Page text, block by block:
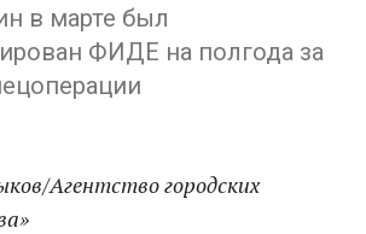
в марте был
ФИДЕ на полгода за
Агентство городских